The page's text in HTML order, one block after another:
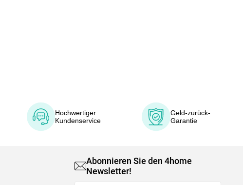
Hochwertiger
Kundenservice
Geld-zurück-
Garantie
Abonnieren Sie den 4home
Newsletter!